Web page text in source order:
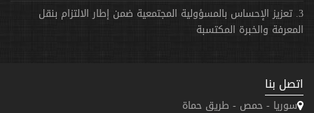
3. تعزيز الإحساس بالمسؤولية المجتمعية ضمن إطار الالتزام بنقل
المعرفة والخبرة المكتسبة
اتصل بنا
سوريا - حمص - طريق حماة